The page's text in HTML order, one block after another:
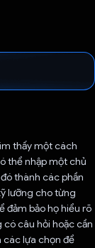
thấy một cách
thể nhập một chủ
thành các phần
lưỡng cho từng
đảm bảo họ hiểu rõ
câu hỏi hoặc cần
các lựa chọn để